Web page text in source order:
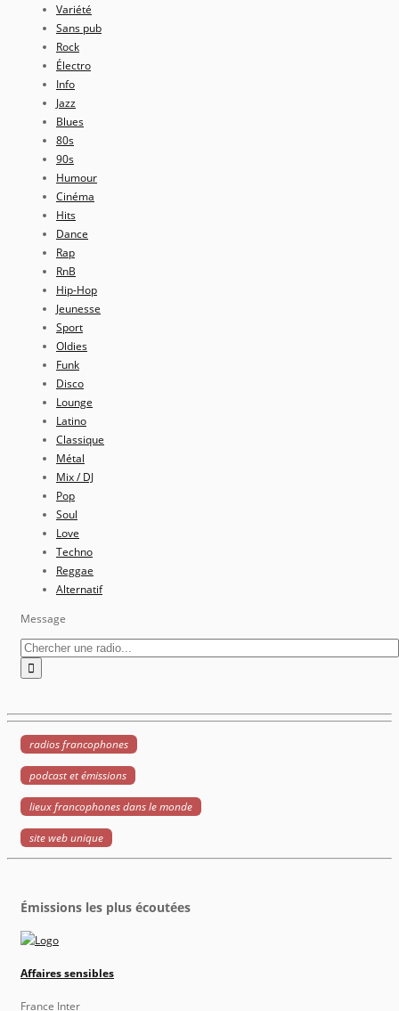
Variété
Sans pub
Rock
Électro
Info
Jazz
Blues
80s
90s
Humour
Cinéma
Hits
Dance
Rap
RnB
Hip-Hop
Jeunesse
Sport
Oldies
Funk
Disco
Lounge
Latino
Classique
Métal
Mix / DJ
Pop
Soul
Love
Techno
Reggae
Alternatif
Message
radios francophones
podcast et émissions
lieux francophones dans le monde
site web unique
Émissions les plus écoutées
Affaires sensibles
France Inter